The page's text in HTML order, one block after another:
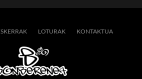
LOTURAK KONTAKTUA